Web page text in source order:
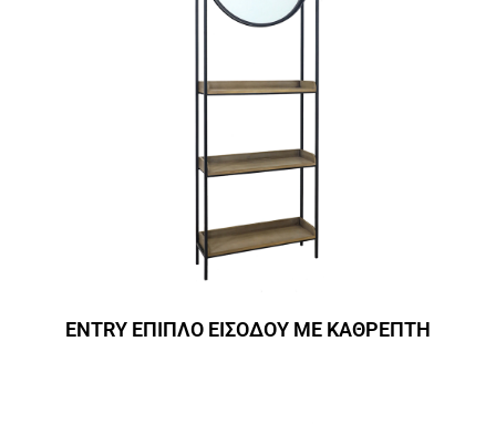
ENTRY ΕΠΙΠΛΟ ΕΙΣΟΔΟΥ ΜΕ ΚΑΘΡΕΠΤΗ